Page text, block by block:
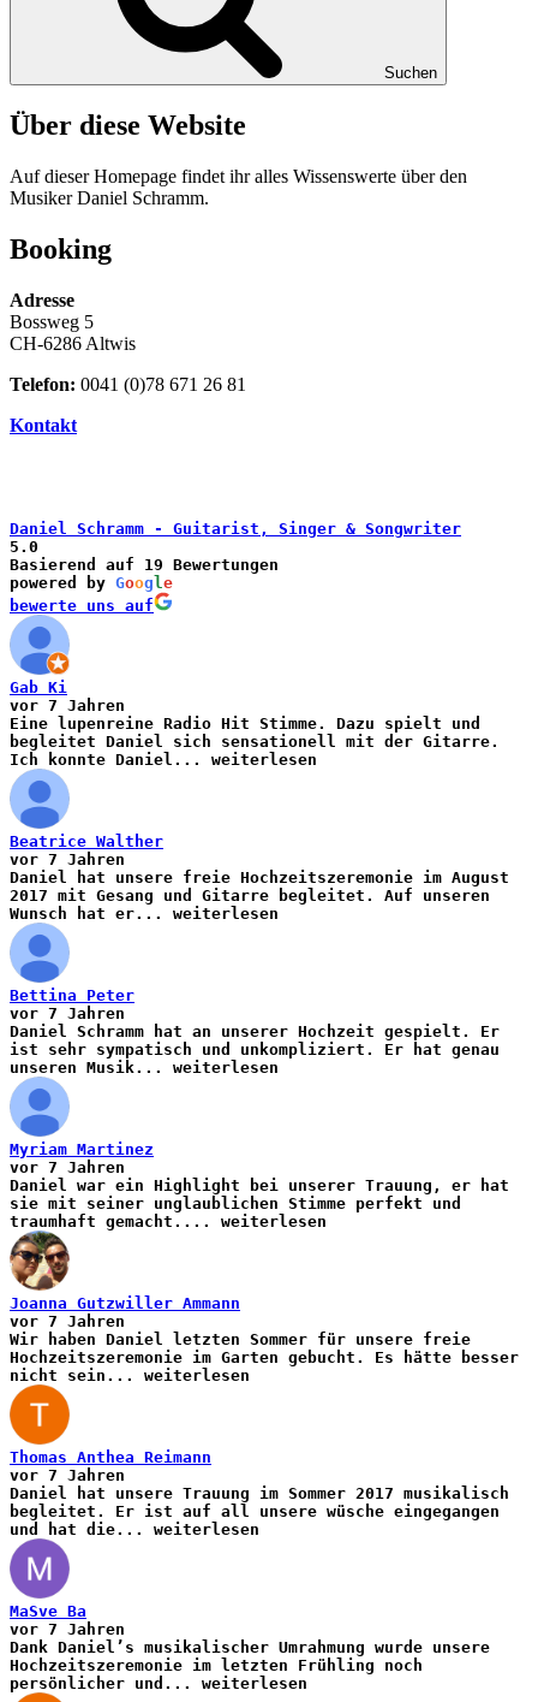
Suchen
Über diese Website
Auf dieser Homepage findet ihr alles Wissenswerte über den
Musiker Daniel Schramm.
Booking
Adresse
Bossweg 5
CH-6286 Altwis
Telefon: 0041 (0)78 671 26 81
Kontakt
Daniel Schramm - Guitarist, Singer & Songwriter
5.0
Basierend auf 19 Bewertungen
powered by Goog l e
bewerte uns auf
Gab Ki
vor 7 Jahren
Eine lupenreine Radio Hit Stimme. Dazu spielt und
begleitet Daniel sich sensationell mit der Gitarre.
Ich konnte Daniel ... weiterlesen
Beatrice Walther
vor 7 Jahren
Daniel hat unsere freie Hochzeitszeremonie im August
2017 mit Gesang und Gitarre begleitet. Auf unseren
Wunsch hat er... weiterlesen
Bettina Peter
vor 7 Jahren
Daniel Schramm hat an unserer Hochzeit gespielt. Er
ist sehr sympatisch und unkompliziert. Er hat genau
unseren Musik... weiterlesen
Myriam Martinez
vor 7 Jahren
Daniel war ein Highlight bei unserer Trauung, er hat
sie mit seiner unglaublichen Stimme perfekt und
traumhaft gemacht. ... weiterlesen
Joanna Gutzwiller Ammann
vor 7 Jahren
Wir haben Daniel letzten Sommer für unsere freie
Hochzeitszeremonie im Garten gebucht. Es hätte besser
nicht sein ... weiterlesen
Thomas Anthea Reimann
vor 7 Jahren
Daniel hat unsere Trauung im Sommer 2017 musikalisch
begleitet. Er ist auf all unsere wüsche eingegangen
und hat die... weiterlesen
MaSve Ba
vor 7 Jahren
Dank Daniel’s musikalischer Umrahmung wurde unsere
Hochzeitszeremonie im letzten Frühling noch
persönlicher und ... weiterlesen